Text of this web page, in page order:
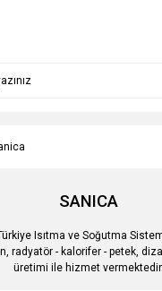
SANICA
Isıtma ve Soğutma
radyatör - kalorifer - petek,
üretimi ile hizmet vermektedir.